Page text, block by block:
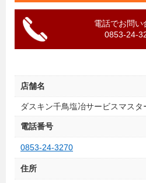
店舗名
ダスキン千鳥塩冶サービスマスタ
電話番号
0853-24-3270
住所
電話でお問い
0853-24-